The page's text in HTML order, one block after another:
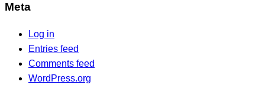
Meta
Log in
Entries feed
Comments feed
WordPress.org